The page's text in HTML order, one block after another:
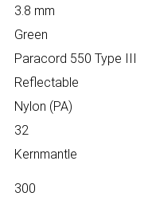
3.8 mm
Green
Paracord 550 Type III
Reflectable
Nylon (PA)
32
Kernmantle
300